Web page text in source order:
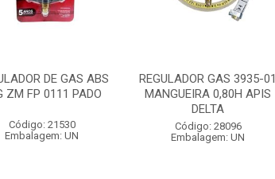
DE GAS ABS
ZM FP 0111 PADO
Código: 21530
Embalagem: UN
REGULADOR GAS 3935-01
MANGUEIRA 0,80H APIS
DELTA
Código: 28096
Embalagem: UN